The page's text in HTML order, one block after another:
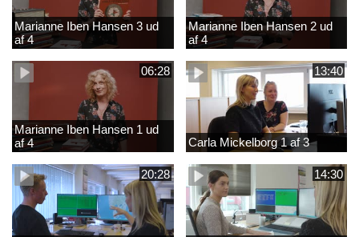
Marianne Iben Hansen 3 ud
af 4
Marianne Iben Hansen 2 ud
af 4
06:28
Marianne Iben Hansen 1 ud
af 4
13:40
Carla Mickelborg 1 af 3
20:28 14:30